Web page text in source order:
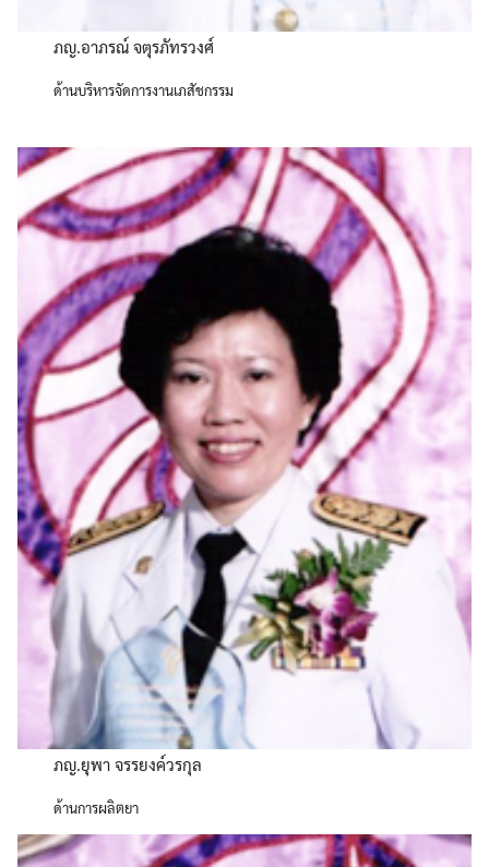
ภญ.อาภรณ์ จตุรภัทรวงศ์
ด้านบริหารจัดการงานเภสัชกรรม
ภญ.ยุพา จรรยงค์วรกุล
ด้านการผลิตยา